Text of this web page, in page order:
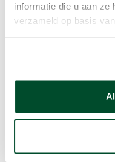
informatie die u aan ze
verzameld op basis